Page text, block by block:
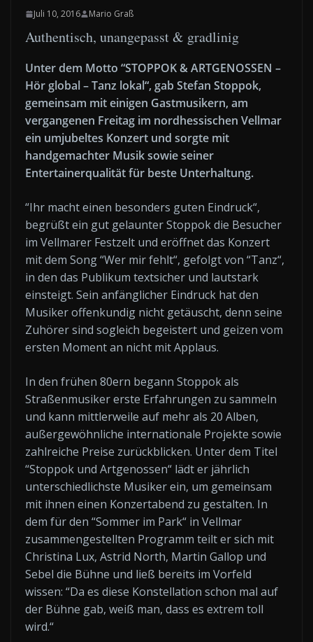
Juli 10, 2016 Mario Graß
Authentisch, unangepasst & gradlinig
Unter dem Motto “STOPPOK & ARTGENOSSEN –
Hör global – Tanz lokal“, gab Stefan Stoppok,
gemeinsam mit einigen Gastmusikern, am
vergangenen Freitag im nordhessischen Vellmar
ein umjubeltes Konzert und sorgte mit
handgemachter Musik sowie seiner
Entertainerqualität für beste Unterhaltung.
“Ihr macht einen besonders guten Eindruck“,
begrüßt ein gut gelaunter Stoppok die Besucher
im Vellmarer Festzelt und eröffnet das Konzert
mit dem Song “Wer mir fehlt“, gefolgt von “Tanz“,
in den das Publikum textsicher und lautstark
einsteigt. Sein anfänglicher Eindruck hat den
Musiker offenkundig nicht getäuscht, denn seine
Zuhörer sind sogleich begeistert und geizen vom
ersten Moment an nicht mit Applaus.
In den frühen 80ern begann Stoppok als
Straßenmusiker erste Erfahrungen zu sammeln
und kann mittlerweile auf mehr als 20 Alben,
außergewöhnliche internationale Projekte sowie
zahlreiche Preise zurückblicken. Unter dem Titel
“Stoppok und Artgenossen“ lädt er jährlich
unterschiedlichste Musiker ein, um gemeinsam
mit ihnen einen Konzertabend zu gestalten. In
dem für den “Sommer im Park“ in Vellmar
zusammengestellten Programm teilt er sich mit
Christina Lux, Astrid North, Martin Gallop und
Sebel die Bühne und ließ bereits im Vorfeld
wissen: “Da es diese Konstellation schon mal auf
der Bühne gab, weiß man, dass es extrem toll
wird.“